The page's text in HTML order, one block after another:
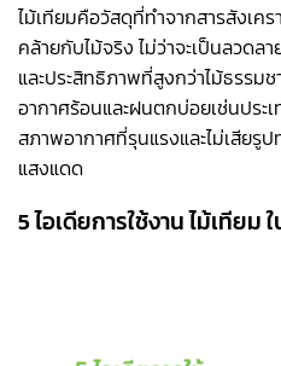
ไม้เทียมคือวัสดุที่ทำจากสารสังเ
คล้ายกับไม้จริง ไม่ว่าจะเป็นลวด
และประสิทธิภาพที่สูงกว่าไม้ธรรมช
อากาศร้อนและฝนตกบ่อยเช่นประ
สภาพอากาศที่รุนแรงและไม่เสียรู
แสงแดด
5 ไอเดียการใช้งาน ไม้เทียม